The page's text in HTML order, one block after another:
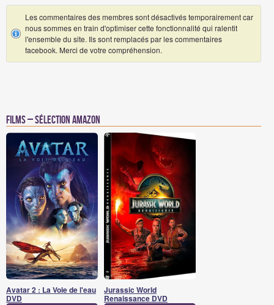
Les commentaires des membres sont désactivés temporairement car
nous sommes en train d'optimiser cette fonctionnalité qui ralentit
l'ensemble du site. Ils sont remplacés par les commentaires
facebook. Merci de votre compréhension.
Films – Sélection Amazon
Avatar 2 : La Voie de l'eau
DVD
Jurassic World
Renaissance DVD